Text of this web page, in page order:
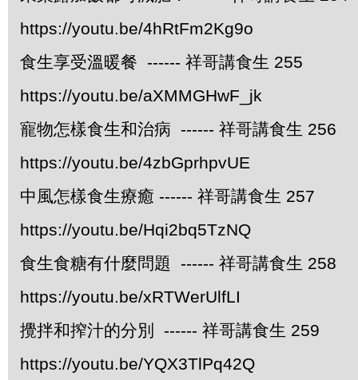
https://youtu.be/4hRtFm2Kg9o
食生享受溫暖餐 ------ 祥哥講食生 255
https://youtu.be/aXMMGHwF_jk
寵物怎樣食生和治病 ------ 祥哥講食生 256
https://youtu.be/4zbGprhpvUE
中風怎樣食生療癒 ------ 祥哥講食生 257
https://youtu.be/Hqi2bq5TzNQ
食生食糖有什麼問題 ------ 祥哥講食生 258
https://youtu.be/xRTWerUlfLI
攪拌和搾汁的分別 ------ 祥哥講食生 259
https://youtu.be/YQX3TlPq42Q